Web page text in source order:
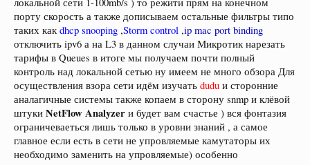
порту скорость а также дописываем остальные фильтры типо
таких какdhcp snooping ,Storm control ,ip mac port binding
отключить ipv6 а на L3 в данном случаи Микротик нарезать
тарифы в Queues в итоге мы получаем почти полный
контроль над локальной сетью ну имеем не много обзора Для
осуществления взора сети идём изучать dudu и сторонние
аналагичные системы также копаем в сторону snmp и клёвой
штуки NetFlow Analyzer и будет вам счастье ) вся фонтазия
ограничеваеться лишь только в уровни знаний , а самое
главное если есть в сети не упровляемые камутаторы их
необходимо заменить на упровляемые) особенно